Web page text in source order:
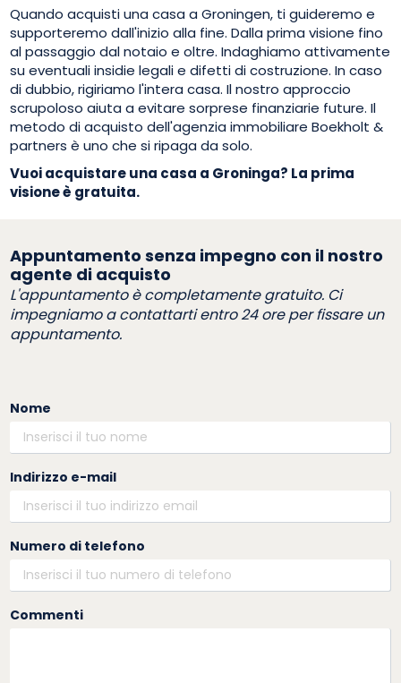
Quando acquisti una casa a Groningen, ti guideremo e
supporteremo dall'inizio alla fine. Dalla prima visione fino
al passaggio dal notaio e oltre. Indaghiamo attivamente
su eventuali insidie legali e difetti di costruzione. In caso
di dubbio, rigiriamo l'intera casa. Il nostro approccio
scrupoloso aiuta a evitare sorprese finanziarie future. Il
metodo di acquisto dell'agenzia immobiliare Boekholt &
partners è uno che si ripaga da solo.
Vuoi acquistare una casa a Groninga? La prima
visione è gratuita.
Appuntamento senza impegno con il nostro
agente di acquisto
L'appuntamento è completamente gratuito. Ci
impegniamo a contattarti entro 24 ore per fissare un
appuntamento.
Nome
Indirizzo e-mail
Numero di telefono
Commenti